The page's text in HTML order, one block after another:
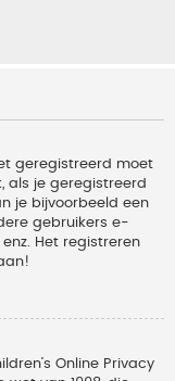
geregistreerd moet
als je geregistreerd
je bijvoorbeeld een
gebruikers e-
Het registreren
Online Privacy